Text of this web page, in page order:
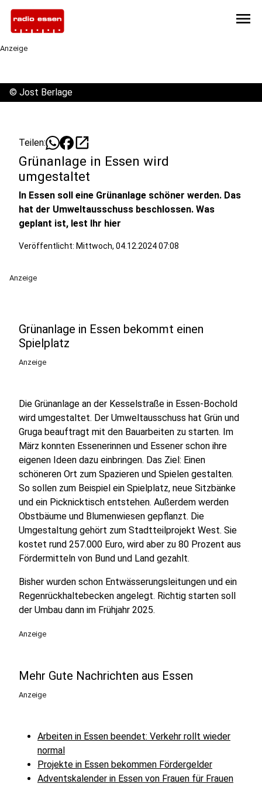
menu
Anzeige
© Jost Berlage
Teilen: open_in_new
Grünanlage in Essen wird
umgestaltet
In Essen soll eine Grünanlage schöner werden. Das
hat der Umweltausschuss beschlossen. Was
geplant ist, lest Ihr hier
Veröffentlicht: Mittwoch, 04.12.2024 07:08
Anzeige
Grünanlage in Essen bekommt einen
Spielplatz
Anzeige
Die Grünanlage an der Kesselstraße in Essen-Bochold
wird umgestaltet. Der Umweltausschuss hat Grün und
Gruga beauftragt mit den Bauarbeiten zu starten. Im
März konnten Essenerinnen und Essener schon ihre
eigenen Ideen dazu einbringen. Das Ziel: Einen
schöneren Ort zum Spazieren und Spielen gestalten.
So sollen zum Beispiel ein Spielplatz, neue Sitzbänke
und ein Picknicktisch entstehen. Außerdem werden
Obstbäume und Blumenwiesen gepflanzt. Die
Umgestaltung gehört zum Stadtteilprojekt West. Sie
kostet rund 257.000 Euro, wird aber zu 80 Prozent aus
Fördermitteln von Bund und Land gezahlt.
Bisher wurden schon Entwässerungsleitungen und ein
Regenrückhaltebecken angelegt. Richtig starten soll
der Umbau dann im Frühjahr 2025.
Anzeige
Mehr Gute Nachrichten aus Essen
Anzeige
Arbeiten in Essen beendet: Verkehr rollt wieder
normal
Projekte in Essen bekommen Fördergelder
Adventskalender in Essen von Frauen für Frauen